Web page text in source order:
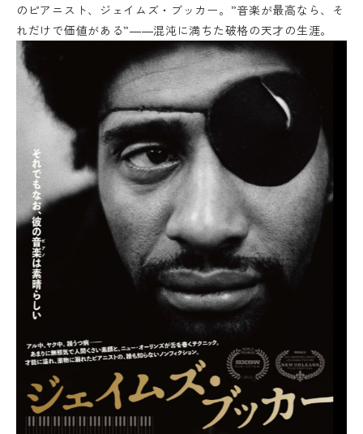
のピアニスト、ジェイムズ・ブッカー。”音楽が最高なら、そ
れだけで価値がある”――混沌に満ちた破格の天才の生涯。